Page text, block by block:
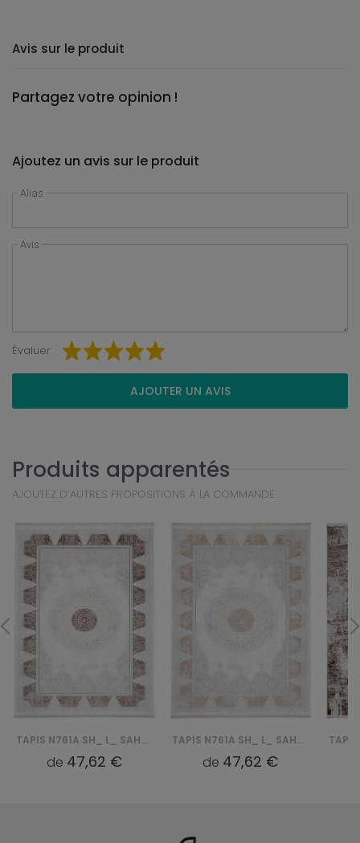
Avis sur le produit
Partagez votre opinion !
Ajoutez un avis sur le produit
Alias
Avis
Évaluer:
AJOUTER UN AVIS
Produits apparentés
AJOUTEZ D’AUTRES PROPOSITIONS À LA COMMANDE
TAPIS N761A SH_ L_ SAHARA - KREMOWY, BRĄZOWY
de 47,62 €
TAPIS N761A SH_ L_ SAHARA - KREMOWY, BEŻOWY
de 47,62 €